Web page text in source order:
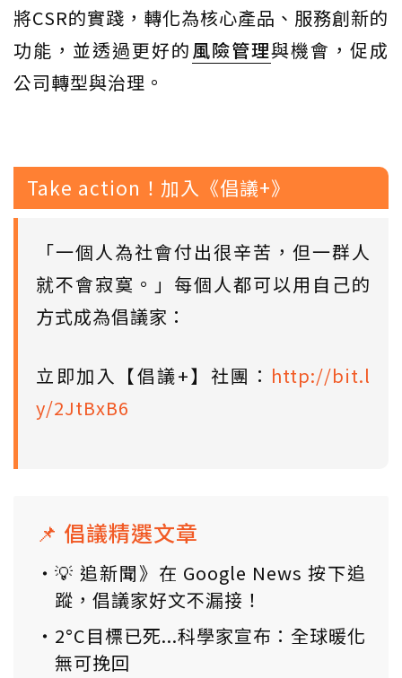
將CSR的實踐，轉化為核心產品、服務創新的
功能，並透過更好的風險管理與機會，促成
公司轉型與治理。
Take action！加入《倡議+》
「一個人為社會付出很辛苦，但一群人
就不會寂寞。」每個人都可以用自己的
方式成為倡議家：
立即加入【倡議+】社團： http://bit.l
y/2JtBxB6
📌 倡議精選文章
💡 追新聞》在 Google News 按下追
蹤，倡議家好文不漏接！
2°C目標已死...科學家宣布：全球暖化
無可挽回